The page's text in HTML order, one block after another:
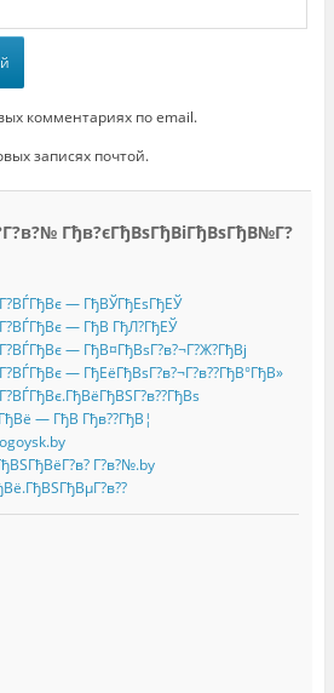
комментариях по email.
записях почтой.
Гђв?єГђВѕГђВіГђВѕГђВ№Г?
— ГђВЎГђЕѕГђЕЎ
— ГђВ ГђЛ?ГђЕЎ
— ГђВ¤ГђВѕГ?в?¬Г?Ж?ГђВј
— ГђЕёГђВѕГ?в?¬Г?в??ГђВ°ГђВ»
— ГђВ Гђв??ГђВ¦
Г?в?№.by